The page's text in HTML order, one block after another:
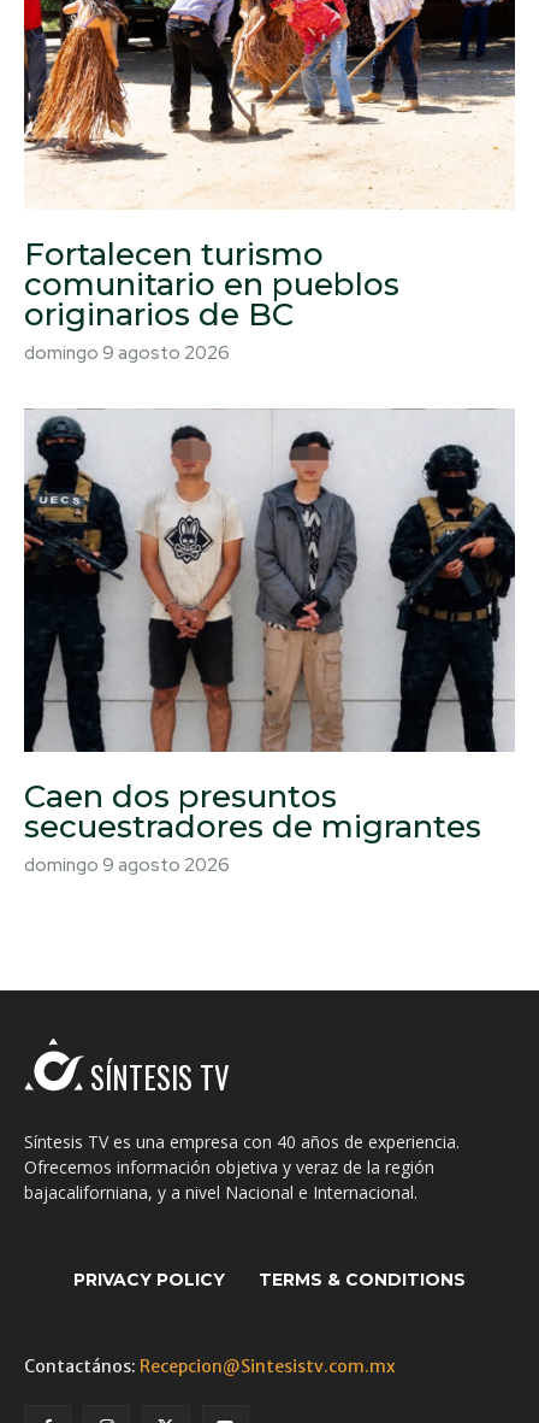
Fortalecen turismo
comunitario en pueblos
originarios de BC
domingo 9 agosto 2026
Caen dos presuntos
secuestradores de migrantes
domingo 9 agosto 2026
SÍNTESIS TV
Síntesis TV es una empresa con 40 años de experiencia.
Ofrecemos información objetiva y veraz de la región
bajacaliforniana, y a nivel Nacional e Internacional.
PRIVACY POLICY TERMS & CONDITIONS
Contactános: Recepcion@Sintesistv.com.mx